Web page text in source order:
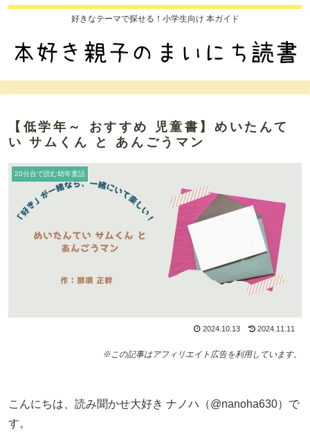
好きなテーマで探せる！小学生向け 本ガイド
【低学年～ おすすめ 児童書】めいたんて
い サムくん と あんごうマン
20分台で読む幼年童話
2024.10.13 2024.11.11
※この記事はアフィリエイト広告を利用しています。
こんにちは、読み聞かせ大好き ナノハ（@nanoha630）で
す。